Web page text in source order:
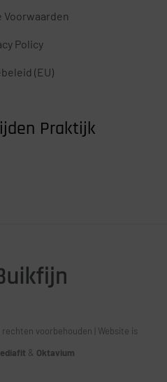
Voorwaarden
Policy
(EU)
Praktijk
voorbehouden | Website is
& Oktavium